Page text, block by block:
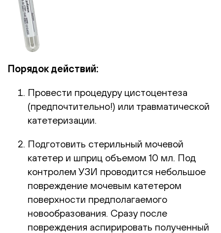
Порядок действий:
Провести процедуру цистоцентеза
(предпочтительно!) или травматической
катетеризации.
Подготовить стерильный мочевой
катетер и шприц объемом 10 мл. Под
контролем УЗИ проводится небольшое
повреждение мочевым катетером
поверхности предполагаемого
новообразования. Сразу после
повреждения аспирировать полученный